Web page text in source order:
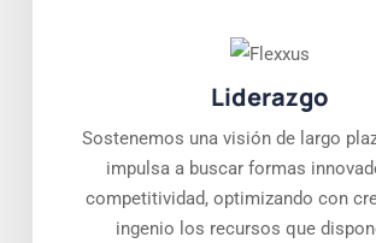
Liderazgo
Sostenemos una visión de largo
impulsa a buscar formas
competitividad, optimizando con
ingenio los recursos que